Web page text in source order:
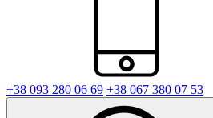
+38 093 280 06 69 +38 067 380 07 53